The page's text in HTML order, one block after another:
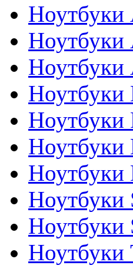
Ноутбуки
Ноутбуки
Ноутбуки
Ноутбуки
Ноутбуки
Ноутбуки
Ноутбуки
Ноутбуки
Ноутбуки
Ноутбуки